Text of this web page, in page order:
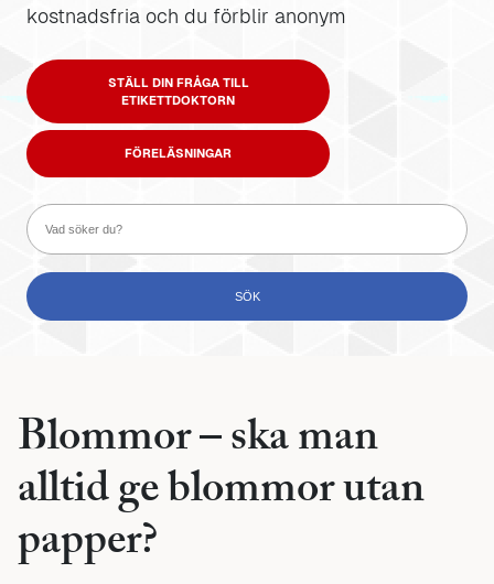
kostnadsfria och du förblir anonym
STÄLL DIN FRÅGA TILL
ETIKETTDOKTORN
FÖRELÄSNINGAR
Blommor – ska man
alltid ge blommor utan
papper?